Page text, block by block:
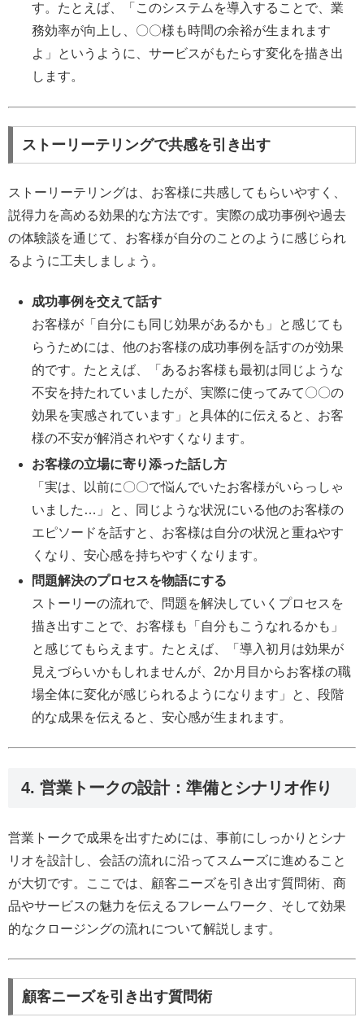
す。たとえば、「このシステムを導入することで、業
務効率が向上し、〇〇様も時間の余裕が生まれます
よ」というように、サービスがもたらす変化を描き出
します。
ストーリーテリングで共感を引き出す
ストーリーテリングは、お客様に共感してもらいやすく、
説得力を高める効果的な方法です。実際の成功事例や過去
の体験談を通じて、お客様が自分のことのように感じられ
るように工夫しましょう。
成功事例を交えて話す
お客様が「自分にも同じ効果があるかも」と感じても
らうためには、他のお客様の成功事例を話すのが効果
的です。たとえば、「あるお客様も最初は同じような
不安を持たれていましたが、実際に使ってみて〇〇の
効果を実感されています」と具体的に伝えると、お客
様の不安が解消されやすくなります。
お客様の立場に寄り添った話し方
「実は、以前に〇〇で悩んでいたお客様がいらっしゃ
いました…」と、同じような状況にいる他のお客様の
エピソードを話すと、お客様は自分の状況と重ねやす
くなり、安心感を持ちやすくなります。
問題解決のプロセスを物語にする
ストーリーの流れで、問題を解決していくプロセスを
描き出すことで、お客様も「自分もこうなれるかも」
と感じてもらえます。たとえば、「導入初月は効果が
見えづらいかもしれませんが、2か月目からお客様の職
場全体に変化が感じられるようになります」と、段階
的な成果を伝えると、安心感が生まれます。
4. 営業トークの設計：準備とシナリオ作り
営業トークで成果を出すためには、事前にしっかりとシナ
リオを設計し、会話の流れに沿ってスムーズに進めること
が大切です。ここでは、顧客ニーズを引き出す質問術、商
品やサービスの魅力を伝えるフレームワーク、そして効果
的なクロージングの流れについて解説します。
顧客ニーズを引き出す質問術